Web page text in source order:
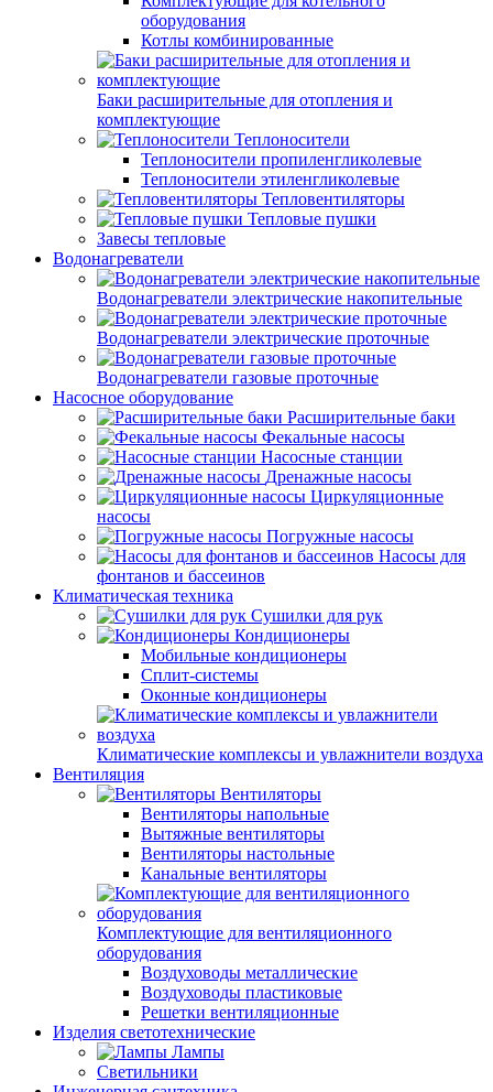
оборудования
Котлы комбинированные
Баки расширительные для отопления и
комплектующие
Теплоносители
Теплоносители пропиленгликолевые
Теплоносители этиленгликолевые
Тепловентиляторы
Тепловые пушки
Завесы тепловые
Водонагреватели
Водонагреватели электрические накопительные
Водонагреватели электрические проточные
Водонагреватели газовые проточные
Насосное оборудование
Расширительные баки
Фекальные насосы
Насосные станции
Дренажные насосы
Циркуляционные
насосы
Погружные насосы
Насосы для
фонтанов и бассеинов
Климатическая техника
Сушилки для рук
Кондиционеры
Мобильные кондиционеры
Сплит-системы
Оконные кондиционеры
Климатические комплексы и увлажнители воздуха
Вентиляция
Вентиляторы
Вентиляторы напольные
Вытяжные вентиляторы
Вентиляторы настольные
Канальные вентиляторы
Комплектующие для вентиляционного
оборудования
Воздуховоды металлические
Воздуховоды пластиковые
Решетки вентиляционные
Изделия светотехнические
Лампы
Светильники